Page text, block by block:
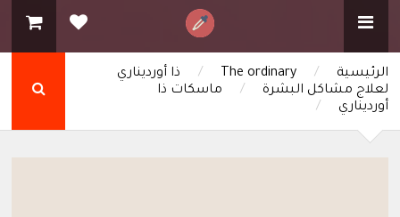
الرئيسية /
The ordinary
/
ذا أورديناري
لعلاج مشاكل البشرة
/
ماسكات ذا
أورديناري
/